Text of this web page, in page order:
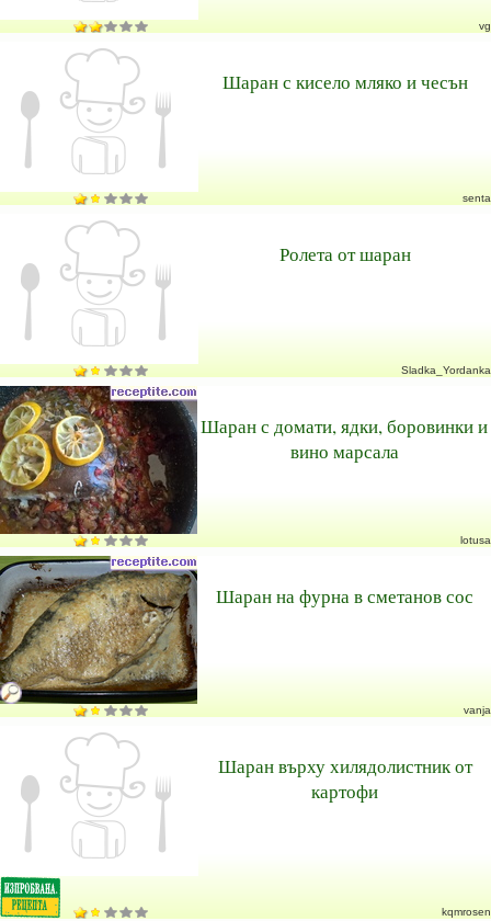
vg
Шаран с кисело мляко и чесън
senta
Ролета от шаран
Sladka_Yordanka
Шаран с домати, ядки, боровинки и
вино марсала
lotusa
Шаран на фурна в сметанов сос
vanja
Шаран върху хилядолистник от
картофи
kqmrosen